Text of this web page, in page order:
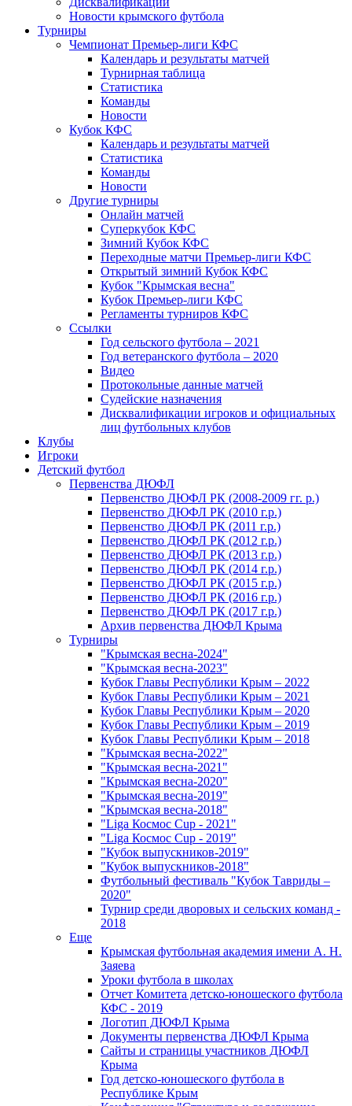
Новости крымского футбола
Турниры
Чемпионат Премьер-лиги КФС
Календарь и результаты матчей
Турнирная таблица
Статистика
Команды
Новости
Кубок КФС
Календарь и результаты матчей
Статистика
Команды
Новости
Другие турниры
Онлайн матчей
Суперкубок КФС
Зимний Кубок КФС
Переходные матчи Премьер-лиги КФС
Открытый зимний Кубок КФС
Кубок "Крымская весна"
Кубок Премьер-лиги КФС
Регламенты турниров КФС
Ссылки
Год сельского футбола – 2021
Год ветеранского футбола – 2020
Видео
Протокольные данные матчей
Судейские назначения
Дисквалификации игроков и официальных
лиц футбольных клубов
Клубы
Игроки
Детский футбол
Первенства ДЮФЛ
Первенство ДЮФЛ РК (2008-2009 гг. р.)
Первенство ДЮФЛ РК (2010 г.р.)
Первенство ДЮФЛ РК (2011 г.р.)
Первенство ДЮФЛ РК (2012 г.р.)
Первенство ДЮФЛ РК (2013 г.р.)
Первенство ДЮФЛ РК (2014 г.р.)
Первенство ДЮФЛ РК (2015 г.р.)
Первенство ДЮФЛ РК (2016 г.р.)
Первенство ДЮФЛ РК (2017 г.р.)
Архив первенства ДЮФЛ Крыма
Турниры
"Крымская весна-2024"
"Крымская весна-2023"
Кубок Главы Республики Крым – 2022
Кубок Главы Республики Крым – 2021
Кубок Главы Республики Крым – 2020
Кубок Главы Республики Крым – 2019
Кубок Главы Республики Крым – 2018
"Крымская весна-2022"
"Крымская весна-2021"
"Крымская весна-2020"
"Крымская весна-2019"
"Крымская весна-2018"
"Liga Космос Cup - 2021"
"Liga Космос Cup - 2019"
"Кубок выпускников-2019"
"Кубок выпускников-2018"
Футбольный фестиваль "Кубок Тавриды –
2020"
Турнир среди дворовых и сельских команд -
2018
Еще
Крымская футбольная академия имени А. Н.
Заяева
Уроки футбола в школах
Отчет Комитета детско-юношеского футбола
КФС - 2019
Логотип ДЮФЛ Крыма
Документы первенства ДЮФЛ Крыма
Сайты и страницы участников ДЮФЛ
Крыма
Год детско-юношеского футбола в
Республике Крым